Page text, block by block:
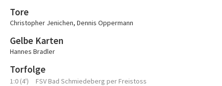
Tore
Christopher Jenichen, Dennis Oppermann
Gelbe Karten
Hannes Bradler
Torfolge
1:0 (4')
FSV Bad Schmiedeberg per Freistoss